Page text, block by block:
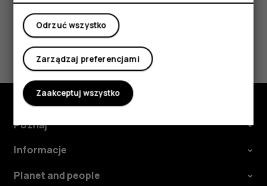
Moje konto
Czy te informacje były pomocne?
Tak Nie
Poznaj
Informacje
Planet and people
Odrzuć wszystko
Zarządzaj preferencjami
Zaakceptuj wszystko